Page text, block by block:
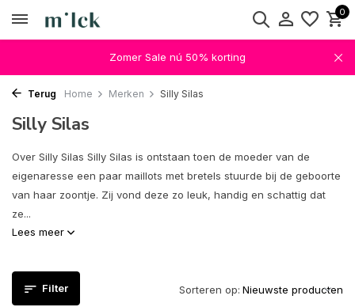
0
Zomer Sale nú 50% korting
Terug Home Merken Silly Silas
Silly Silas
Over Silly Silas Silly Silas is ontstaan toen de moeder van de
eigenaresse een paar maillots met bretels stuurde bij de geboorte
van haar zoontje. Zij vond deze zo leuk, handig en schattig dat
ze...
Lees meer
Filter Sorteren op: